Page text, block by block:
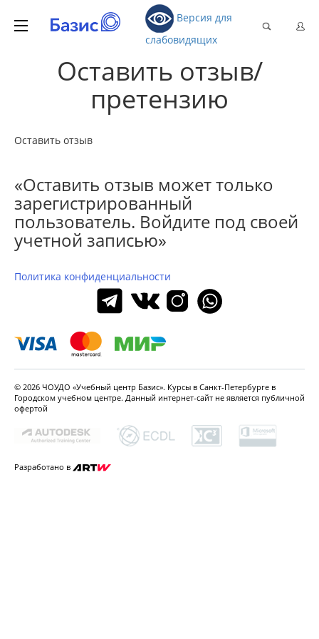
Версия для
слабовидящих
Оставить отзыв/
претензию
Оставить отзыв
«Оставить отзыв может только
зарегистрированный
пользователь. Войдите под своей
учетной записью»
Политика конфиденциальности
© 2026 ЧОУДО «Учебный центр Базис». Курсы в Санкт-Петербурге в
Городском учебном центре. Данный интернет-сайт не является публичной
офертой
Разработано в